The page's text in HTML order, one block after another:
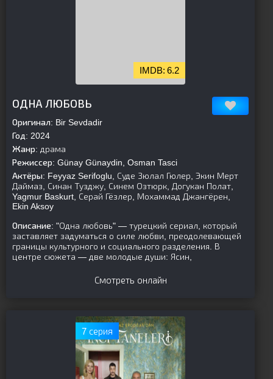
6.2
ОДНА ЛЮБОВЬ
Оригинал: Bir Sevdadir
Год: 2024
Жанр: драма
Режиссер: Günay Günaydin, Osman Tasci
Актёры: Feyyaz Serifoglu, Суде Зюлал Гюлер, Экин Мерт
Даймаз, Синан Тузджу, Синем Озтюрк, Догукан Полат,
Yagmur Baskurt, Серай Гёзлер, Мохаммад Джангёрен,
Ekin Aksoy
Описание: "Одна любовь" — турецкий сериал, который
заставляет задуматься о силе любви, преодолевающей
границы культурного и социального разделения. В
центре сюжета — две молодые души: Ясин,
Смотреть онлайн
7 серия